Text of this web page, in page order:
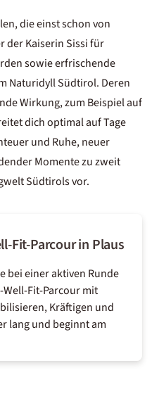
die einst schon von
der Kaiserin Sissi für
sowie erfrischende
Naturidyll Südtirol. Deren
Wirkung, zum Beispiel auf
dich optimal auf Tage
und Ruhe, neuer
Momente zu zweit
Südtirols vor.
Fit-Parcour in Plaus
bei einer aktiven Runde
Fit-Parcour mit
Kräftigen und
lang und beginnt am